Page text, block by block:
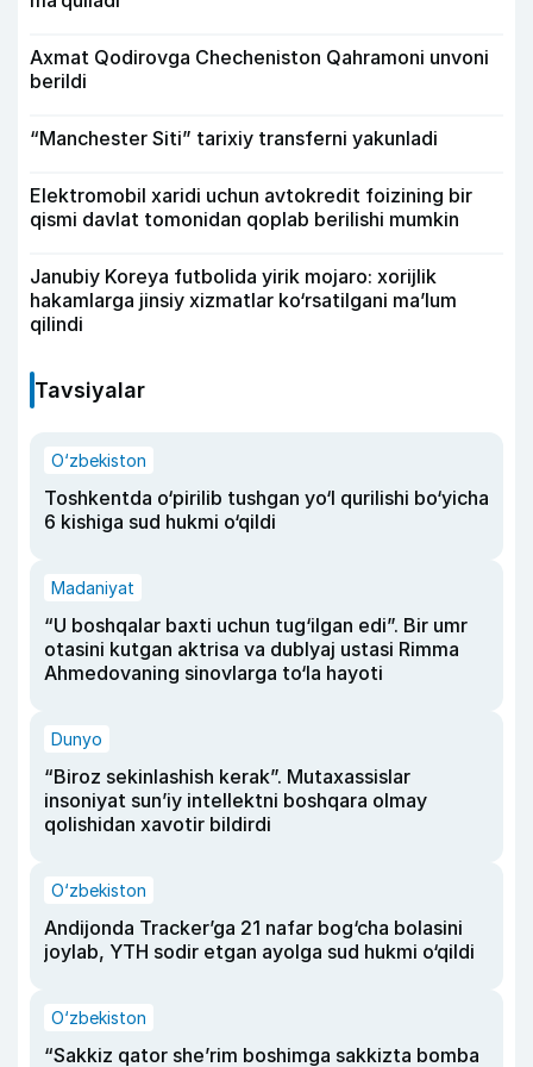
Axmat Qodirovga Checheniston Qahramoni unvoni
berildi
“Manchester Siti” tarixiy transferni yakunladi
Elektromobil xaridi uchun avtokredit foizining bir
qismi davlat tomonidan qoplab berilishi mumkin
Janubiy Koreya futbolida yirik mojaro: xorijlik
hakamlarga jinsiy xizmatlar ko‘rsatilgani ma’lum
qilindi
Tavsiyalar
O‘zbekiston
Toshkentda o‘pirilib tushgan yo‘l qurilishi bo‘yicha
6 kishiga sud hukmi o‘qildi
Madaniyat
“U boshqalar baxti uchun tug‘ilgan edi”. Bir umr
otasini kutgan aktrisa va dublyaj ustasi Rimma
Ahmedovaning sinovlarga to‘la hayoti
Dunyo
“Biroz sekinlashish kerak”. Mutaxassislar
insoniyat sun’iy intellektni boshqara olmay
qolishidan xavotir bildirdi
O‘zbekiston
Andijonda Tracker’ga 21 nafar bog‘cha bolasini
joylab, YTH sodir etgan ayolga sud hukmi o‘qildi
O‘zbekiston
“Sakkiz qator she’rim boshimga sakkizta bomba